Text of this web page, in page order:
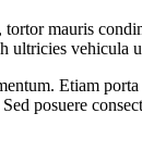
mauris
vehicula
Etiam
posuere